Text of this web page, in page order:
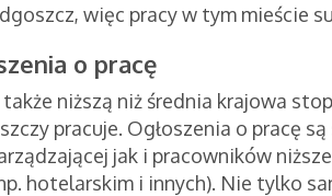
więc pracy w tym mieście
o pracę
niższą niż średnia krajowa
pracuje. Ogłoszenia o pracę
jak i pracowników
hotelarskim i innych). Nie tylko